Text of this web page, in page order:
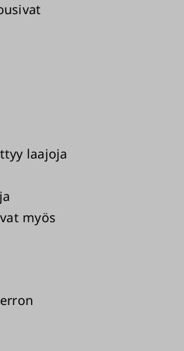
laajoja
myös